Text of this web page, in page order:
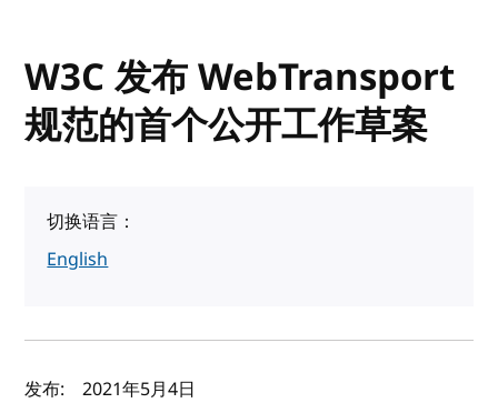
W3C 发布 WebTransport
规范的首个公开工作草案
切换语言：
English
作者及发布日期
发布: 2021年5月4日